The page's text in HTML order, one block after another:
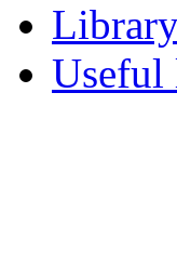
Useful